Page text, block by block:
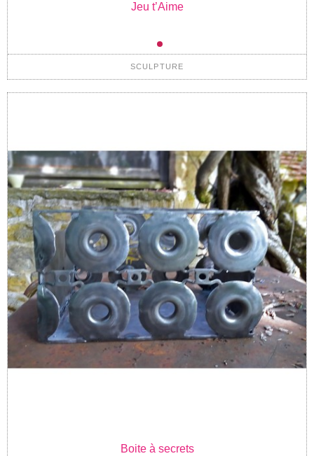
Jeu t’Aime
SCULPTURE
Boite à secrets